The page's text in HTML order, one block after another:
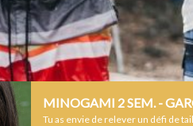
MINOGAMI 2 SEM. -
Tu as envie de relever un défi de